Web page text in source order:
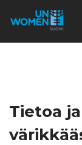
Mitä teemme
Ajankohtaista
Tietoa